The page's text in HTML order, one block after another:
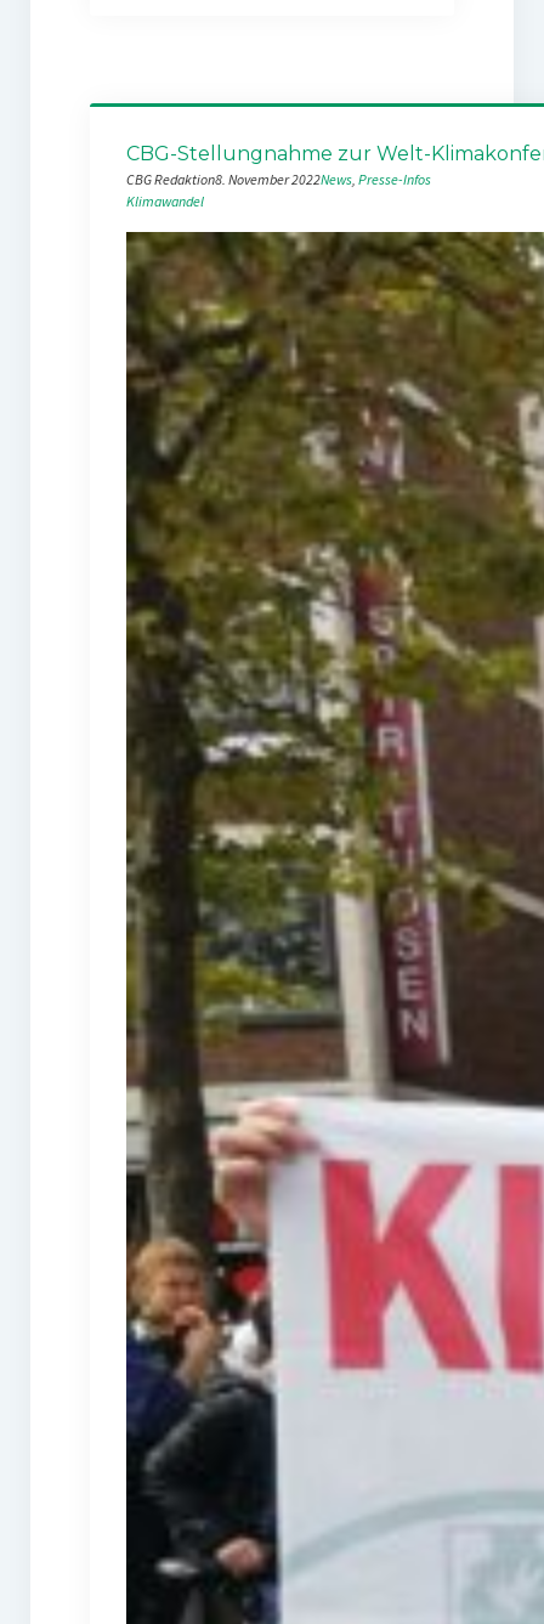
CBG-Stellungnahme zur Welt-
CBG Redaktion8. November 2022News, Presse-Infos
Klimawandel